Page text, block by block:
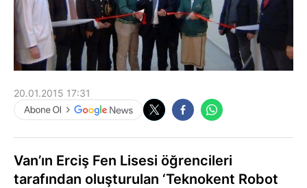
20.01.2015 17:31
Van’ın Erciş Fen Lisesi öğrencileri
tarafından oluşturulan ‘Teknokent Robot